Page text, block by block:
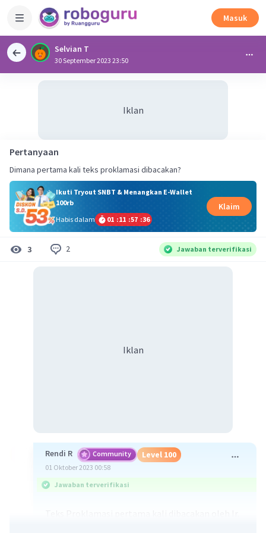
Masuk
Selvian T
30 September 2023 23:50
Iklan
Pertanyaan
Dimana pertama kali teks proklamasi dibacakan?
Ikuti Tryout SNBT & Menangkan E-Wallet
100rb
Habis dalam
01 :11 :57 :35
Klaim
3 2 Jawaban terverifikasi
Iklan
Rendi R Community Level 100
01 Oktober 2023 00:58
Jawaban terverifikasi